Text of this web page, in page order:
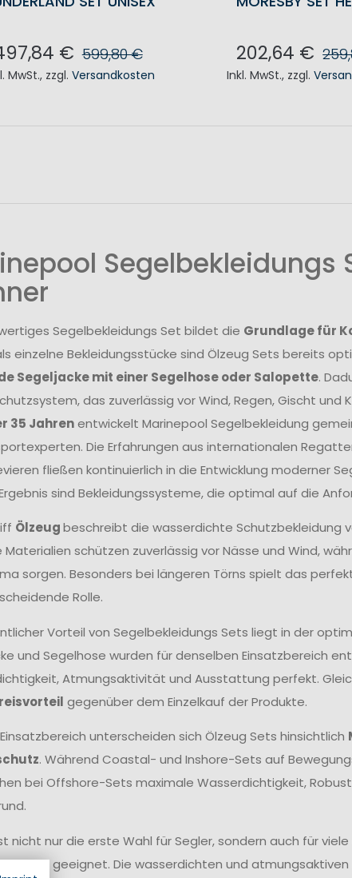
€ 599,80 €
MwSt., zzgl.Versandkosten
202,64 €
Inkl. MwSt., zzgl.
Segelbekleidungs
Segelbekleidungs Set bildet die Grundlage für
einzelne Bekleidungsstücke sind Ölzeug Sets bereits
Segeljacke mit einer Segelhose oder Salopette.
das zuverlässig vor Wind, Regen, Gischt und
35 Jahrenentwickelt Marinepool Segelbekleidung
Die Erfahrungen aus internationalen
fließen kontinuierlich in die Entwicklung moderner
sind Bekleidungssysteme, die optimal auf die
Ölzeugbeschreibt die wasserdichte Schutzbekleidung
Materialien schützen zuverlässig vor Nässe und Wind,
sorgen. Besonders bei längeren Törns spielt das
Rolle.
Vorteil von Segelbekleidungs Sets liegt in der
und Segelhose wurden für denselben Einsatzbereich
Atmungsaktivität und Ausstattung perfekt.
gegenüber dem Einzelkauf der Produkte.
unterscheiden sich Ölzeug Sets hinsichtlich
. Während Coastal- und Inshore-Sets auf
bei Offshore-Sets maximale Wasserdichtigkeit,
nicht nur die erste Wahl für Segler, sondern auch für
geeignet. Die wasserdichten und